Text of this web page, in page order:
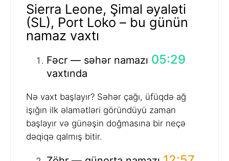
Sierra Leone, Şimal əyaləti
(SL), Port Loko – bu günün
namaz vaxtı
Fəcr — səhər namazı 05:29
vaxtında
Nə vaxt başlayır? Səhər çağı, üfüqdə ağ
işığın ilk əlamətləri göründüyü zaman
başlayır və günəşin doğmasına bir neçə
dəqiqə qalmış bitir.